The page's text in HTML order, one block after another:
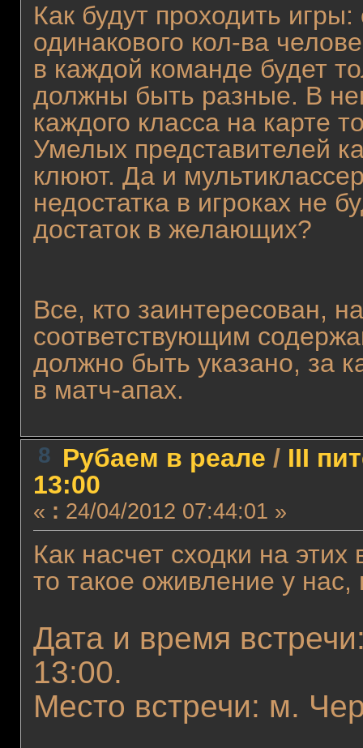
Как будут проходить
одинакового кол-ва
в каждой команде будет
должны быть разные. В
каждого класса на карте
Умелых представителей
клюют. Да и
недостатка в игроках не
достаток в желающих?
Все, кто заинтересован,
соответствующим
должно быть указано, за
в матч-апах.
8 Рубаем в реале / III
13:00
« : 24/04/2012 07:44:01 »
Как насчет сходки на
то такое оживление у
Дата и время
13:00.
Место встречи: м.